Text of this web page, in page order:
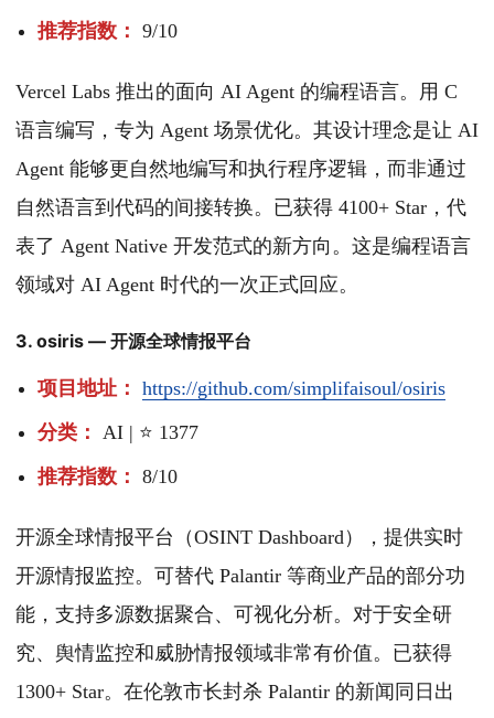
推荐指数： 9/10
Vercel Labs 推出的面向 AI Agent 的编程语言。用 C
语言编写，专为 Agent 场景优化。其设计理念是让 AI
Agent 能够更自然地编写和执行程序逻辑，而非通过
自然语言到代码的间接转换。已获得 4100+ Star，代
表了 Agent Native 开发范式的新方向。这是编程语言
领域对 AI Agent 时代的一次正式回应。
3. osiris — 开源全球情报平台
项目地址： https://github.com/simplifaisoul/osiris
分类： AI | ⭐ 1377
推荐指数： 8/10
开源全球情报平台（OSINT Dashboard），提供实时
开源情报监控。可替代 Palantir 等商业产品的部分功
能，支持多源数据聚合、可视化分析。对于安全研
究、舆情监控和威胁情报领域非常有价值。已获得
1300+ Star。在伦敦市长封杀 Palantir 的新闻同日出